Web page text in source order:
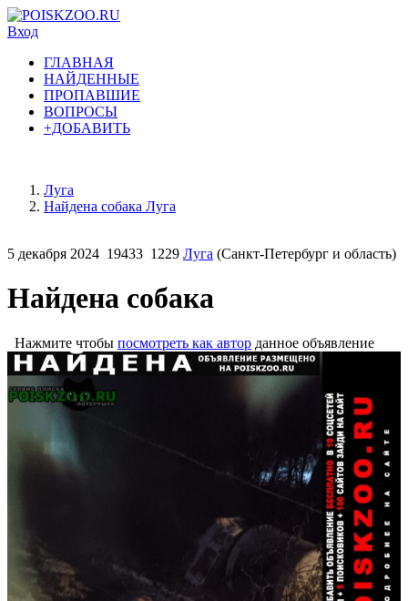
Вход
ГЛАВНАЯ
НАЙДЕННЫЕ
ПРОПАВШИЕ
ВОПРОСЫ
+ДОБАВИТЬ
Луга
Найдена собака Луга
5 декабря 2024 19433 1229 Луга (Санкт-Петербург и область)
Найдена собака
Нажмите чтобы посмотреть как автор данное объявление